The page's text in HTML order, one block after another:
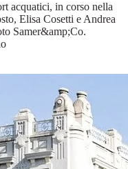
acquatici, in corso nella
Elisa Cosetti e Andrea
Samer&amp;Co.